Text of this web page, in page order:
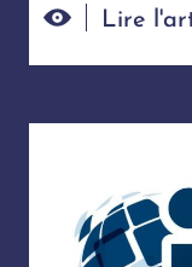
Lire